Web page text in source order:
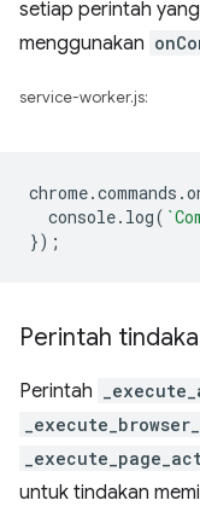
setiap perintah
menggunakan
service-worker.js:
chrome.commands .
console. log(
});
Perintah
Perintah
untuk tindakan